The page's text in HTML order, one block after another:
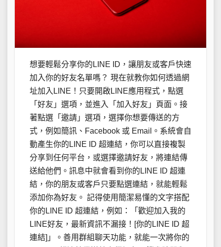
想要輕鬆分享你的LINE ID，讓朋友或客戶快速
加入你的好友名單嗎？ 現在就教你如何透過網
址加入LINE！只要開啟LINE應用程式，點選
「好友」選項，並進入「加入好友」頁面。接
著點選「邀請」選項，選擇你想要傳送的方
式，例如簡訊、Facebook 或 Email。系統會自
動產生你的LINE ID 超連結，你可以直接複製
分享到任何平台，或選擇邀請好友，將連結傳
送給他們。訊息中就會看到你的LINE ID 超連
結，你的朋友或客戶只要點選連結，就能輕鬆
添加你為好友。 記得使用簡潔易懂的文字搭配
你的LINE ID 超連結，例如：「歡迎加入我的
LINE好友，最新資訊不漏接！[你的LINE ID 超
連結]」。善用群組聊天功能，就能一次將你的